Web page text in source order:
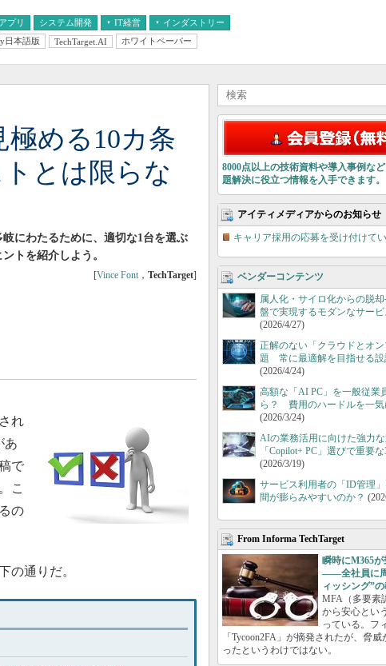
プリ システム開発 IT経営 インダストリー
療IT
日本語版 TechTarget.AI ホワイトペーパー
める10カ条
とは限らな
にわたるために、適切な1台を選ぶ
トを紹介しよう。
[Vince Font ， TechTarget]
れ
あ
で
こ
の
の通りだ。
8000点以上の技術資料や導入事例な
題解決に役立つ情報を入手できます。
アイティメディアからのお知らせ
キャリア採用の応募を受け付けて
ベンダーコンテンツ
属人化・サイロ化からの脱
盤で実現するモダンなサー
(2026/4/27)
正解のない「クラウドとオ
題 常に最適解を目指せる設
(2026/4/24)
高額な「AI PC」を一般従業
ら？ 費用のハードルを一気
(2026/3/24)
AIの業務活用に向けた強力な
「Copilot+ PC」選びで重要
(2026/3/19)
サービス利用者の「ID管理
間が膨らみやすいのか？
From Informa TechTarget
瞬時にM365
――全社員に
ィッシング”の
MFA（多要素
から安心とい
っている。フ
「Tycoon2FA」が摘発されたが、脅
ったというわけではない。